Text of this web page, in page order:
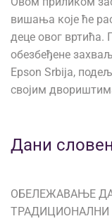
вишања које ће
деце овог вртића.
обезбеђене
Epson Srbija,
својим
Дани
ОБЕЛЕЖАВАЊЕ
ТРАДИЦИОНАЛНИ